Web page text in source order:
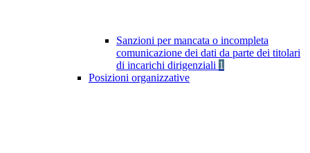
Sanzioni per mancata o incompleta
comunicazione dei dati da parte dei titolari
di incarichi dirigenziali 1
Posizioni organizzative